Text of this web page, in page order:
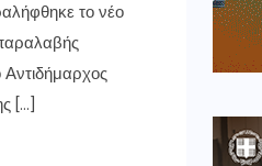
το νέο
Αντιδήμαρχος
[…]